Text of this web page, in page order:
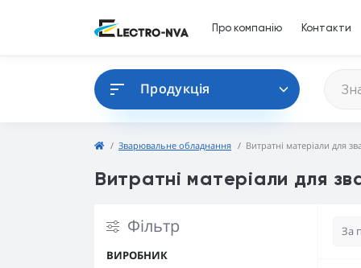
Про компанію Контакти
Продукція
Зварювальне обладнання Витратні матеріали для
Витратні матеріали для
Фільтр
ВИРОБНИК